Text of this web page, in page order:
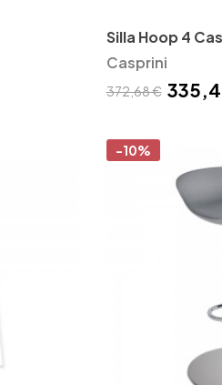
Silla Hoop 4
Casprini
372,68 €
-10%